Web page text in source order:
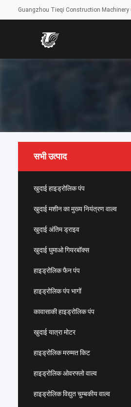
Guangzhou Tieqi Construction Machinery
सभी उत्पाद
खुदाई हाइड्रोलिक पंप
खुदाई मशीन का मुख्य नियंत्रण वाल्व
खुदाई अंतिम ड्राइव
खुदाई घुमाओ गियरबॉक्स
हाइड्रोलिक फैन पंप
हाइड्रोलिक पंप भागों
कावासाकी हाइड्रोलिक पंप
खुदाई यात्रा मोटर
हाइड्रोलिक मरम्मत किट
हाइड्रोलिक ओवरफ्लो वाल्व
हाइड्रोलिक विद्युत चुम्बकीय वाल्व